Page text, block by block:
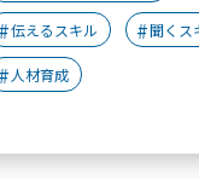
伝えるスキル 聞くス
人材育成